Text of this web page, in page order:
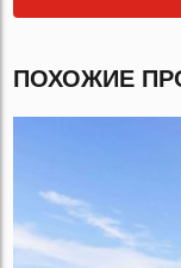
ПОХОЖИЕ